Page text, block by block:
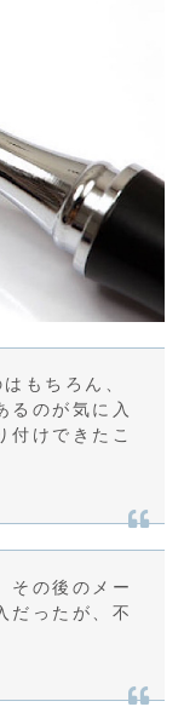
もちろん、
るのが気に入
付けできたこ
その後のメー
だったが、不